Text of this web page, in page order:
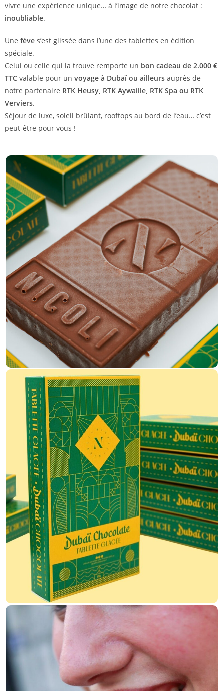
vivre une expérience unique… à l’image de notre chocolat :
inoubliable.
Une fève s’est glissée dans l’une des tablettes en édition
spéciale.
Celui ou celle qui la trouve remporte un bon cadeau de 2.000 €
TTC valable pour un voyage à Dubaï ou ailleurs auprès de
notre partenaire RTK Heusy, RTK Aywaille, RTK Spa ou RTK
Verviers.
Séjour de luxe, soleil brûlant, rooftops au bord de l’eau… c’est
peut-être pour vous !